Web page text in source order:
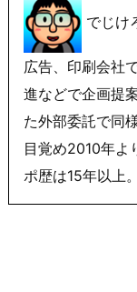
でじけ
広告、印刷会社
進などで企画提
た外部委託で同
目覚め2010年よ
ポ歴は15年以上。